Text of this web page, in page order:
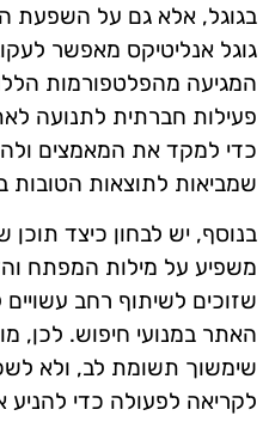
בגוגל, אלא גם על השפעת
גוגל אנליטיקס מאפשר
המגיעה מהפלטפורמות
פעילות חברתית לתנועה
כדי למקד את המאמצים
שמביאות לתוצאות הטובות
בנוסף, יש לבחון כיצד
משפיע על מילות המפתח
שזוכים לשיתוף רחב
האתר במנועי חיפוש. לכן,
שימשוך תשומת לב, ולא
לקריאה לפעולה כדי